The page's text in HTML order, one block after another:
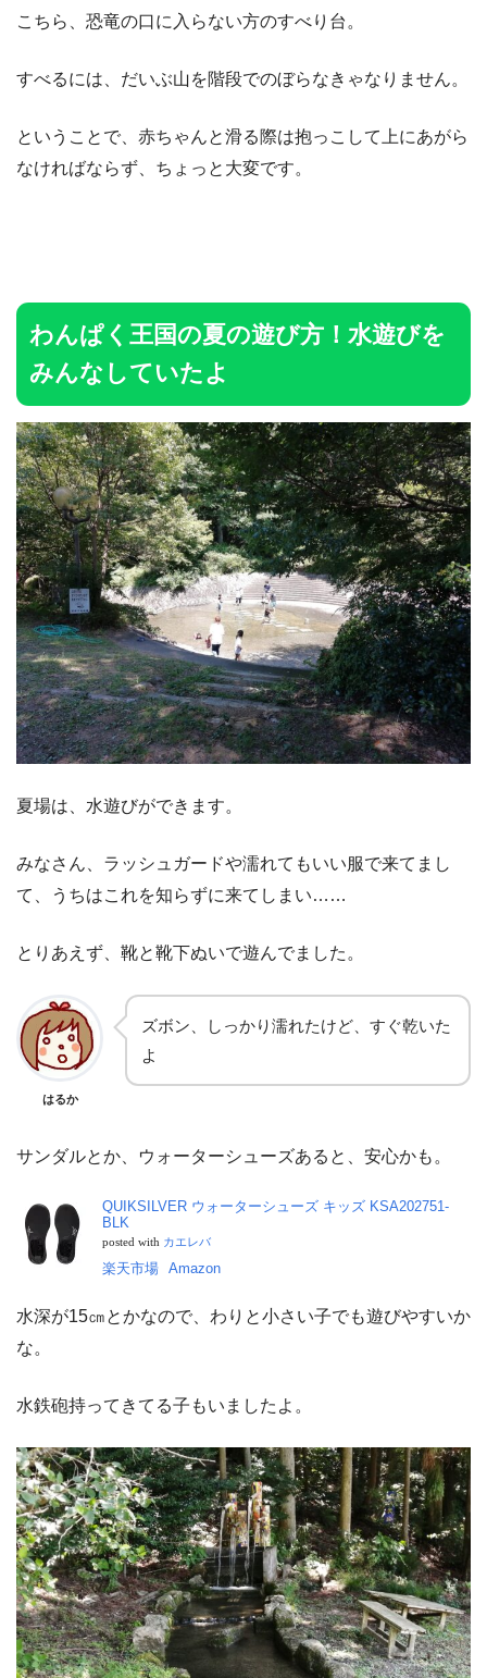
こちら、恐竜の口に入らない方のすべり台。
すべるには、だいぶ山を階段でのぼらなきゃなりません。
ということで、赤ちゃんと滑る際は抱っこして上にあがら
なければならず、ちょっと大変です。
わんぱく王国の夏の遊び方！水遊びを
みんなしていたよ
夏場は、水遊びができます。
みなさん、ラッシュガードや濡れてもいい服で来てまし
て、うちはこれを知らずに来てしまい……
とりあえず、靴と靴下ぬいで遊んでました。
はるか
ズボン、しっかり濡れたけど、すぐ乾いた
よ
サンダルとか、ウォーターシューズあると、安心かも。
QUIKSILVER ウォーターシューズ キッズ KSA202751-
BLK
posted with カエレバ
楽天市場 Amazon
水深が15㎝とかなので、わりと小さい子でも遊びやすいか
な。
水鉄砲持ってきてる子もいましたよ。